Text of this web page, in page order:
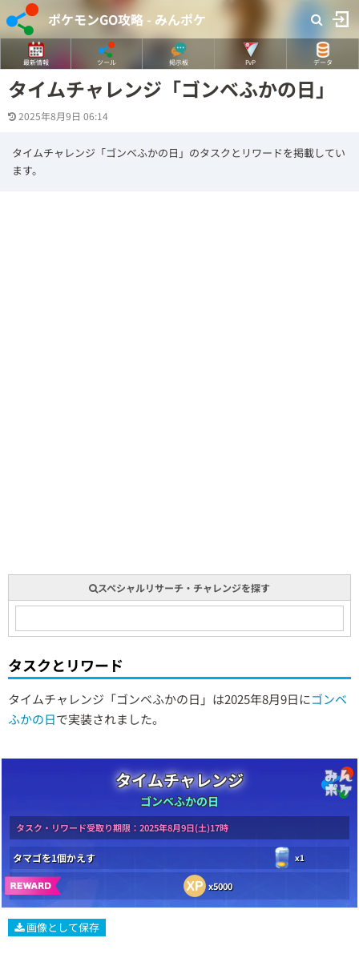
ポケモンGO攻略 - みんポケ
最新情報 ツール 掲示板 PvP データ
タイムチャレンジ「ゴンベふかの日」
2025年8月9日 06:14
タイムチャレンジ「ゴンベふかの日」のタスクとリワードを掲載してい
ます。
スペシャルリサーチ・チャレンジを探す
タスクとリワード
タイムチャレンジ「ゴンベふかの日」は2025年8月9日にゴンベ
ふかの日で実装されました。
タイムチャレンジ
ゴンベふかの日
タスク・リワード受取り期限：2025年8月9日(土)17時
タマゴを1個かえす x1
x5000
画像として保存